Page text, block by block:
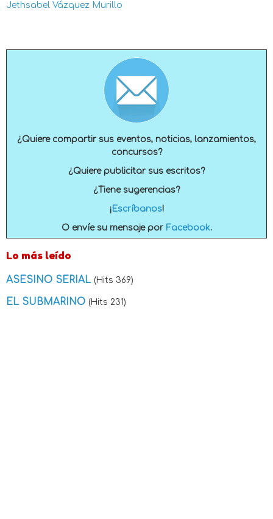
Jethsabel Vázquez Murillo
¿Quiere compartir sus eventos, noticias, lanzamientos,
concursos?
¿Quiere publicitar sus escritos?
¿Tiene sugerencias?
¡ Escríbanos!
O envíe su mensaje por Facebook.
Lo más leído
ASESINO SERIAL (Hits 369)
EL SUBMARINO (Hits 231)